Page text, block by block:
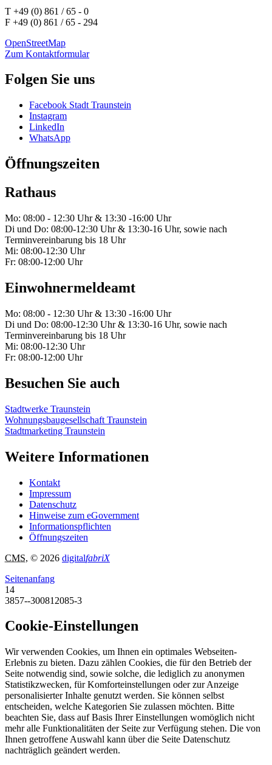
T +49 (0) 861 / 65 - 0
F +49 (0) 861 / 65 - 294
OpenStreetMap
Zum Kontaktformular
Folgen Sie uns
Facebook Stadt Traunstein
Instagram
LinkedIn
WhatsApp
Öffnungszeiten
Rathaus
Mo: 08:00 - 12:30 Uhr & 13:30 -16:00 Uhr
Di und Do: 08:00-12:30 Uhr & 13:30-16 Uhr, sowie nach
Terminvereinbarung bis 18 Uhr
Mi: 08:00-12:30 Uhr
Fr: 08:00-12:00 Uhr
Einwohnermeldeamt
Mo: 08:00 - 12:30 Uhr & 13:30 -16:00 Uhr
Di und Do: 08:00-12:30 Uhr & 13:30-16 Uhr, sowie nach
Terminvereinbarung bis 18 Uhr
Mi: 08:00-12:30 Uhr
Fr: 08:00-12:00 Uhr
Besuchen Sie auch
Stadtwerke Traunstein
Wohnungsbaugesellschaft Traunstein
Stadtmarketing Traunstein
Weitere Informationen
Kontakt
Impressum
Datenschutz
Hinweise zum eGovernment
Informationspflichten
Öffnungszeiten
CMS, © 2026 digitalfabriX
Seitenanfang
14
3857--300812085-3
Cookie-Einstellungen
Wir verwenden Cookies, um Ihnen ein optimales Webseiten-
Erlebnis zu bieten. Dazu zählen Cookies, die für den Betrieb der
Seite notwendig sind, sowie solche, die lediglich zu anonymen
Statistikzwecken, für Komforteinstellungen oder zur Anzeige
personalisierter Inhalte genutzt werden. Sie können selbst
entscheiden, welche Kategorien Sie zulassen möchten. Bitte
beachten Sie, dass auf Basis Ihrer Einstellungen womöglich nicht
mehr alle Funktionalitäten der Seite zur Verfügung stehen. Die von
Ihnen getroffene Auswahl kann über die Seite Datenschutz
nachträglich geändert werden.